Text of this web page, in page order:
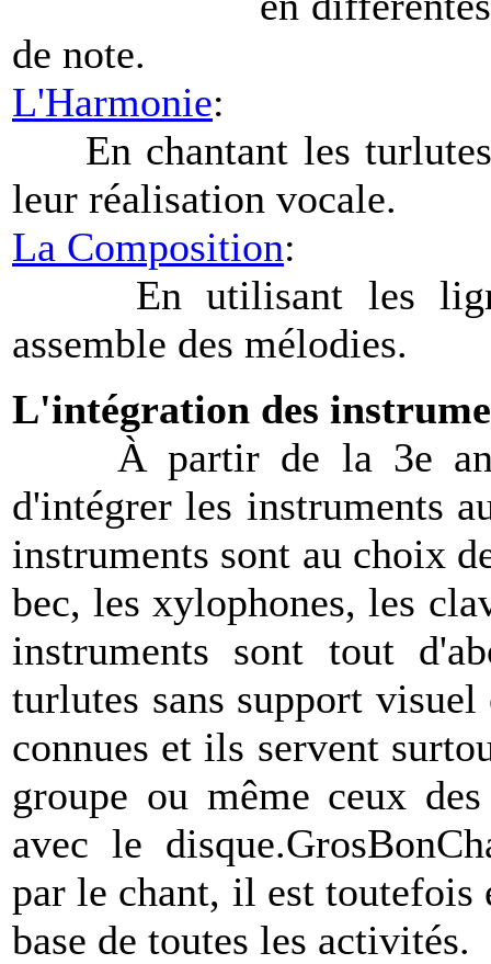
de note.
L'Harmonie:
En chantant les turlutes
leur réalisation vocale.
La Composition:
En utilisant les
assemble des mélodies.
L'intégration des
À partir de la 3e
d'intégrer les instruments
instruments sont au choix
bec, les xylophones, les
instruments sont tout
turlutes sans support
connues et ils servent
groupe ou même ceux
avec le disque.
par le chant, il est toutefois
base de toutes les activités.